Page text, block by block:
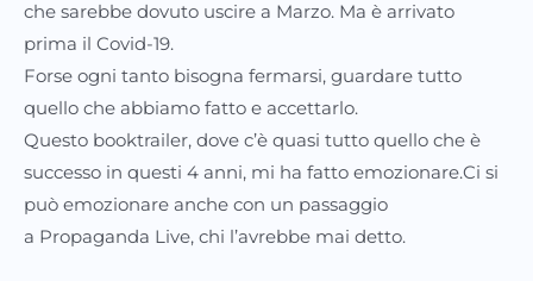
che sarebbe dovuto uscire a Marzo. Ma è arrivato
prima il Covid-19.
Forse ogni tanto bisogna fermarsi, guardare tutto
quello che abbiamo fatto e accettarlo.
Questo booktrailer, dove c’è quasi tutto quello che è
successo in questi 4 anni, mi ha fatto emozionare.Ci si
può emozionare anche con un passaggio
a Propaganda Live, chi l’avrebbe mai detto.